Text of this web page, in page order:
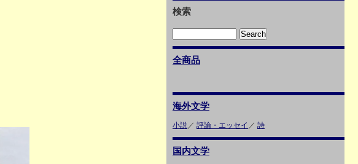
検索
全商品
海外文学
小説／ 評論・エッセイ ／ 詩
国内文学